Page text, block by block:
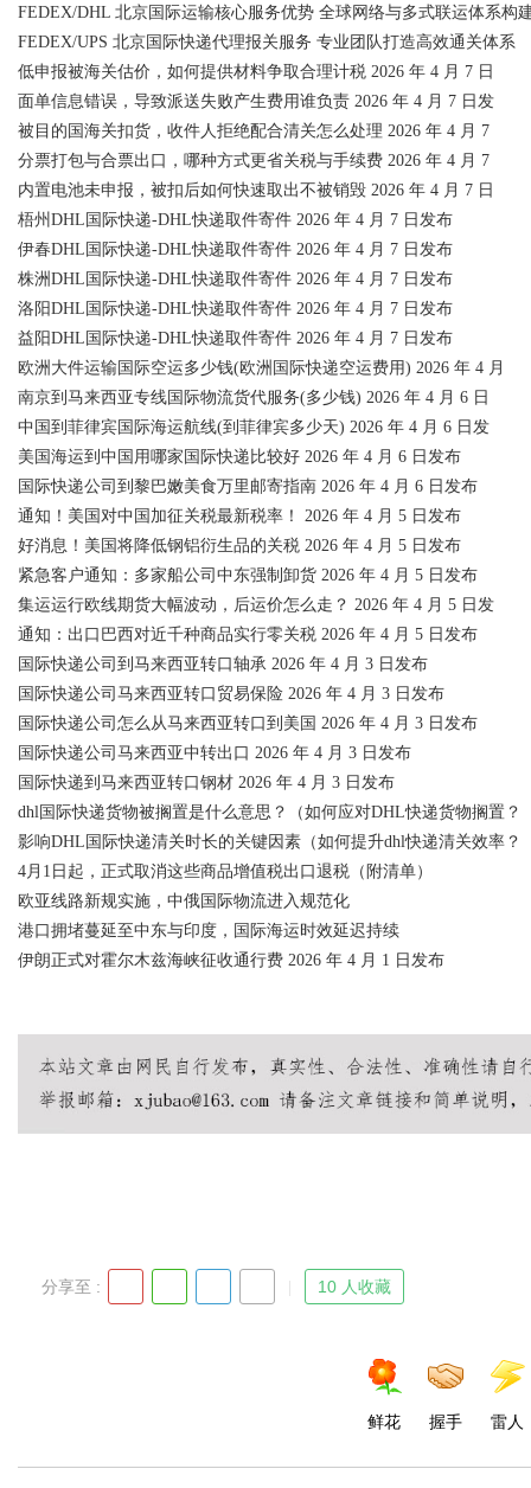
FEDEX/DHL 北京国际运输核心服务优势 全球网络与多式联运体系构
FEDEX/UPS 北京国际快递代理报关服务 专业团队打造高效通关体系
低申报被海关估价，如何提供材料争取合理计税 2026 年 4 月 7 日
面单信息错误，导致派送失败产生费用谁负责 2026 年 4 月 7 日发
被目的国海关扣货，收件人拒绝配合清关怎么处理 2026 年 4 月 7
分票打包与合票出口，哪种方式更省关税与手续费 2026 年 4 月 7
内置电池未申报，被扣后如何快速取出不被销毁 2026 年 4 月 7 日
梧州DHL国际快递-DHL快递取件寄件 2026 年 4 月 7 日发布
伊春DHL国际快递-DHL快递取件寄件 2026 年 4 月 7 日发布
株洲DHL国际快递-DHL快递取件寄件 2026 年 4 月 7 日发布
洛阳DHL国际快递-DHL快递取件寄件 2026 年 4 月 7 日发布
益阳DHL国际快递-DHL快递取件寄件 2026 年 4 月 7 日发布
欧洲大件运输国际空运多少钱(欧洲国际快递空运费用) 2026 年 4 月
南京到马来西亚专线国际物流货代服务(多少钱) 2026 年 4 月 6 日
中国到菲律宾国际海运航线(到菲律宾多少天) 2026 年 4 月 6 日发
美国海运到中国用哪家国际快递比较好 2026 年 4 月 6 日发布
国际快递公司到黎巴嫩美食万里邮寄指南 2026 年 4 月 6 日发布
通知！美国对中国加征关税最新税率！ 2026 年 4 月 5 日发布
好消息！美国将降低钢铝衍生品的关税 2026 年 4 月 5 日发布
紧急客户通知：多家船公司中东强制卸货 2026 年 4 月 5 日发布
集运运行欧线期货大幅波动，后运价怎么走？ 2026 年 4 月 5 日发
通知：出口巴西对近千种商品实行零关税 2026 年 4 月 5 日发布
国际快递公司到马来西亚转口轴承 2026 年 4 月 3 日发布
国际快递公司马来西亚转口贸易保险 2026 年 4 月 3 日发布
国际快递公司怎么从马来西亚转口到美国 2026 年 4 月 3 日发布
国际快递公司马来西亚中转出口 2026 年 4 月 3 日发布
国际快递到马来西亚转口钢材 2026 年 4 月 3 日发布
dhl国际快递货物被搁置是什么意思？（如何应对DHL快递货物搁置？
影响DHL国际快递清关时长的关键因素（如何提升dhl快递清关效率？
4月1日起，正式取消这些商品增值税出口退税（附清单）
欧亚线路新规实施，中俄国际物流进入规范化
港口拥堵蔓延至中东与印度，国际海运时效延迟持续
伊朗正式对霍尔木兹海峡征收通行费 2026 年 4 月 1 日发布
分享至 : 10 人收藏
鲜花 握手 雷人